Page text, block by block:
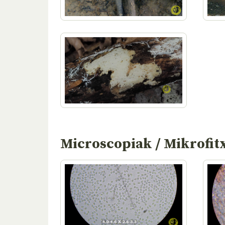
Microscopiak /